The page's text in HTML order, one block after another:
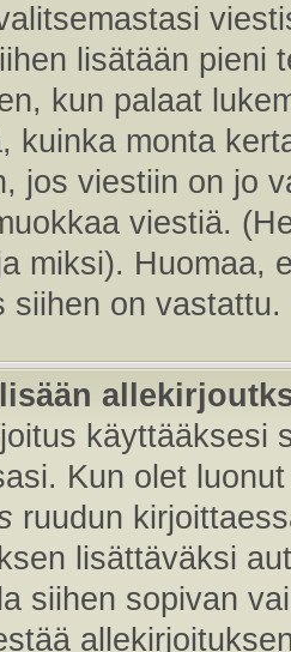
lisätään pieni
kun palaat
kuinka monta
jos viestiin on jo
viestiä.
miksi). Huomaa,
siihen on vastattu.
käyttääksesi
Kun olet
ruudun
lisättäväksi
siihen sopivan